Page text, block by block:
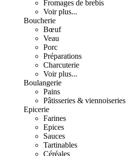
Fromages de brebis
Voir plus...
Boucherie
Bœuf
Veau
Porc
Préparations
Charcuterie
Voir plus...
Boulangerie
Pains
Pâtisseries & viennoiseries
Epicerie
Farines
Epices
Sauces
Tartinables
Céréales